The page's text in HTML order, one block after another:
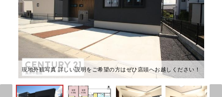
現地外観写真 詳しい説明をご希望の方はぜひ店頭へお越しください！